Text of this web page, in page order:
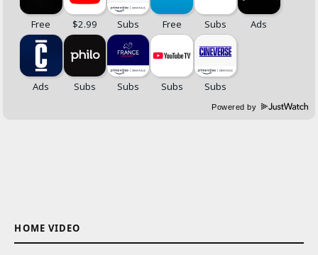
Powered by
HOME VIDEO